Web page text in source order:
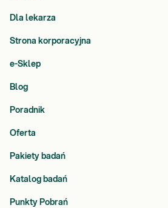
Dla lekarza
Strona korporacyjna
e-Sklep
Blog
Poradnik
Oferta
Pakiety badań
Katalog badań
Punkty Pobrań